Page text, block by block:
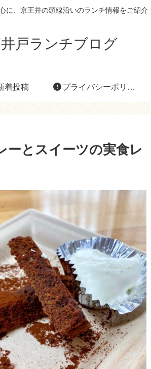
に、京王井の頭線沿いのランチ情報をご紹介
戸ランチブログ
着投稿 プライバシーポリシー
ーとスイーツの実食レ